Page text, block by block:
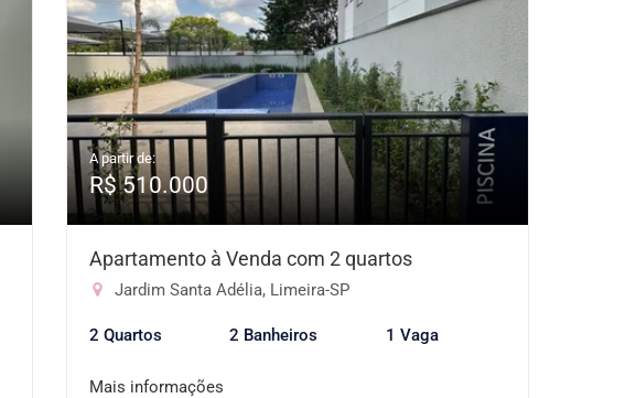
A partir de:
R$ 510.000
Apartamento à Venda com 2 quartos
Jardim Santa Adélia, Limeira-SP
2 Quartos 2 Banheiros 1 Vaga
Mais informações